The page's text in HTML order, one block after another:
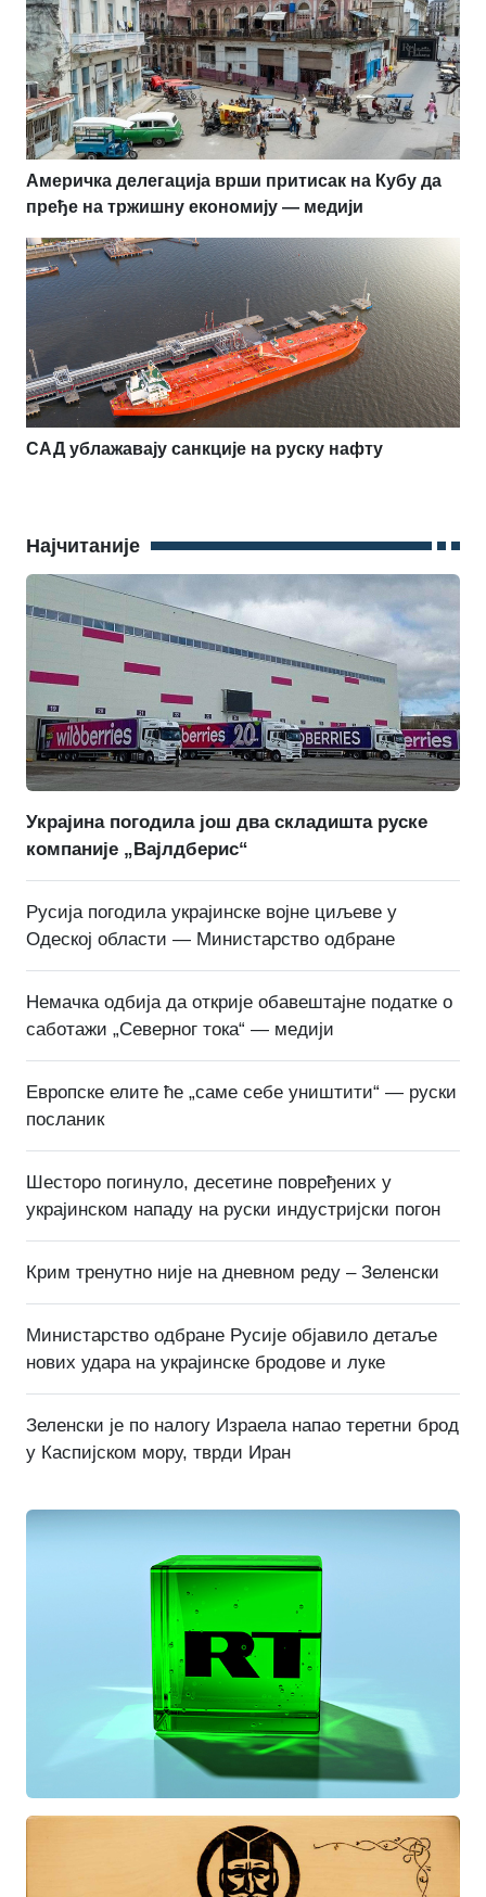
Америчка делегација врши притисак на Кубу да
пређе на тржишну економију — медији
САД ублажавају санкције на руску нафту
Најчитаније
Украјина погодила још два складишта руске
компаније „Вајлдберис“
Русија погодила украјинске војне циљеве у
Одеској области — Министарство одбране
Немачка одбија да открије обавештајне податке о
саботажи „Северног тока“ — медији
Европске елите ће „саме себе уништити“ — руски
посланик
Шесторо погинуло, десетине повређених у
украјинском нападу на руски индустријски погон
Крим тренутно није на дневном реду – Зеленски
Министарство одбране Русије објавило детаље
нових удара на украјинске бродове и луке
Зеленски је по налогу Израела напао теретни брод
у Каспијском мору, тврди Иран